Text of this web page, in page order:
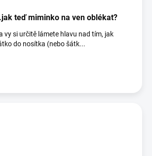
teď miminko na ven oblékat?
vy si určitě lámete hlavu nad tím, jak
do nosítka (nebo šátk...